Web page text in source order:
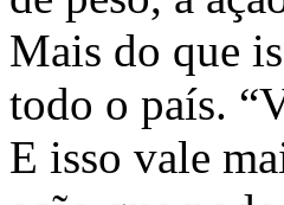
Mais do que
todo o país.
E isso vale